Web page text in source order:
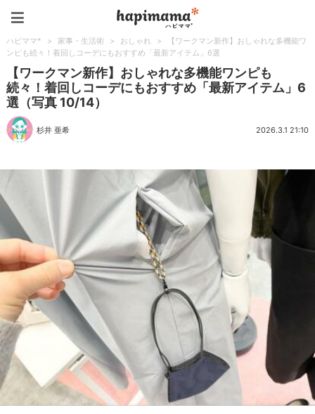
ハピママ* > 家事・生活術 > おしゃれ >
【ワークマン新作】おしゃれな多機能ワ
ンピも続々！着回しコーデにもおすすめ「最新アイテム」6選
【ワークマン新作】おしゃれな多機能ワンピも
続々！着回しコーデにもおすすめ「最新アイテム」6
選（写真 10/14）
杉井 亜希 2026.3.1 21:10